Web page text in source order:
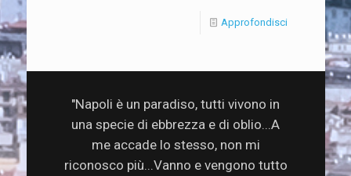
Approfondisci
"Napoli è un paradiso, tutti vivono in
una specie di ebbrezza e di oblio...A
me accade lo stesso, non mi
riconosco più...Vanno e vengono tutto